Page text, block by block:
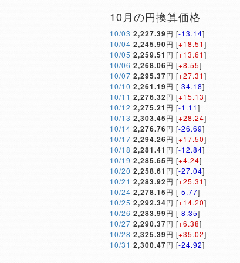
10月の円換算価格
10/03 2,227.39円 [-13.14]
10/04 2,245.90円 [+18.51]
10/05 2,259.51 円 [+13.61]
10/06 2,268.06円 [+8.55]
10/07 2,295.37円 [+27.31]
10/10 2,261.19円 [-34.18]
10/11 2,276.32円 [+15.13]
10/12 2,275.21 円 [-1.11]
10/13 2,303.45円 [+28.24]
10/14 2,276.76円 [-26.69]
10/17 2,294.26円 [+17.50]
10/18 2,281.41 円 [-12.84]
10/19 2,285.65円 [+4.24]
10/20 2,258.61 円 [-27.04]
10/21 2,283.92円 [+25.31]
10/24 2,278.15円 [-5.77]
10/25 2,292.34円 [+14.20]
10/26 2,283.99円 [-8.35]
10/27 2,290.37円 [+6.38]
10/28 2,325.39円 [+35.02]
10/31 2,300.47円 [-24.92]